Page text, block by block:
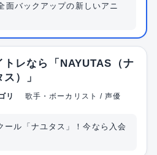
面バックアップの新しいアニ
トレなら「NAYUTAS（ナ
）」
リ 歌手・ボーカリスト / 声優
ール「ナユタス」！今なら入会